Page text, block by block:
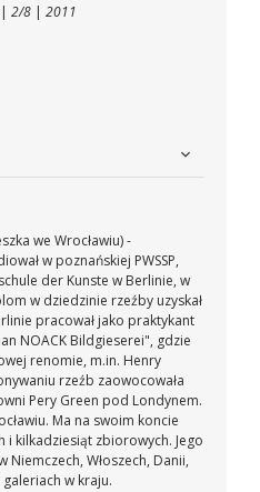
| 2/8 | 2011
we Wrocławiu) -
w poznańskiej PWSSP,
der Kunste w Berlinie, w
w dziedzinie rzeźby uzyskał
pracował jako praktykant
NOACK Bildgieserei", gdzie
renomie, m.in. Henry
rzeźb zaowocowała
Pery Green pod Londynem.
Ma na swoim koncie
i kilkadziesiąt zbiorowych. Jego
Niemczech, Włoszech, Danii,
galeriach w kraju.